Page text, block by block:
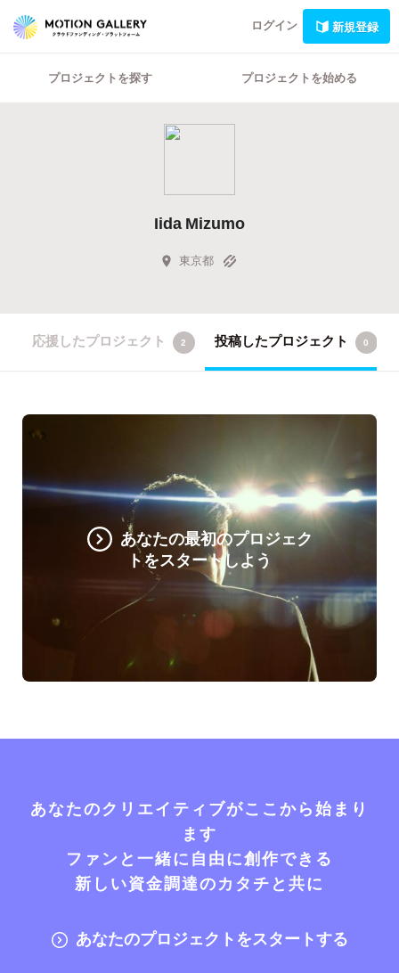
ログイン 新規登録
プロジェクトを探す プロジェクトを始める
Iida Mizumo
東京都
応援したプロジェクト 2 投稿したプロジェクト 0
あなたの最初のプロジェク
トをスタートしよう
あなたのクリエイティブがここから始まり
ます
ファンと一緒に自由に創作できる
新しい資金調達のカタチと共に
あなたのプロジェクトをスタートする